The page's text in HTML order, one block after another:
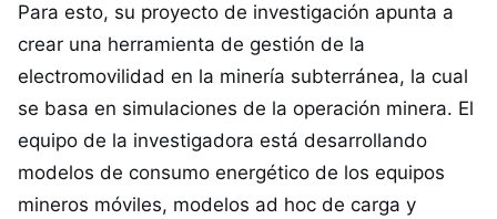
Para esto, su proyecto de investigación apunta a
crear una herramienta de gestión de la
electromovilidad en la minería subterránea, la cual
se basa en simulaciones de la operación minera. El
equipo de la investigadora está desarrollando
modelos de consumo energético de los equipos
mineros móviles, modelos ad hoc de carga y